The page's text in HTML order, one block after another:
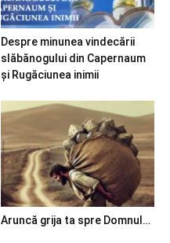
Despre minunea vindecării
slăbănogului din Capernaum
și Rugăciunea inimii
Aruncă grija ta spre Domnul…